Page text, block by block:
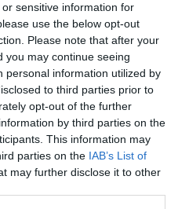
sensitive information for
use the below opt-out
Please note that after your
you may continue seeing
personal information utilized by
to third parties prior to
opt-out of the further
by third parties on the
This information may
parties on the IAB’s List of
may further disclose it to other
nem vonható
vagy más hatóság
sem indulhat
jelöltre is,
választásán jelöltként
vett személyt
illeti meg.